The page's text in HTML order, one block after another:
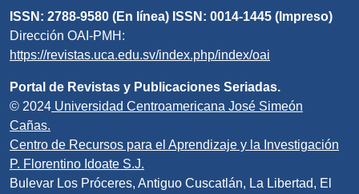
ISSN: 2788-9580 (En línea) ISSN: 0014-1445 (Impreso)
Dirección OAI-PMH:
https://revistas.uca.edu.sv/index.php/index/oai
Portal de Revistas y Publicaciones Seriadas.
© 2024 Universidad Centroamericana José Simeón
Cañas.
Centro de Recursos para el Aprendizaje y la Investigación
P. Florentino Idoate S.J.
Bulevar Los Próceres, Antiguo Cuscatlán, La Libertad, El